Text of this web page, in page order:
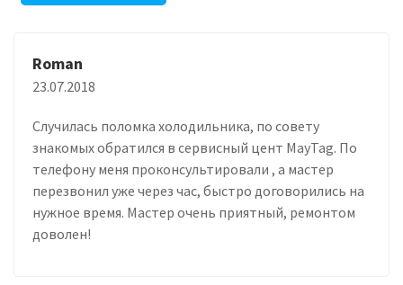
Roman
23.07.2018
Случилась поломка холодильника, по совету
знакомых обратился в сервисный цент MayTag. По
телефону меня проконсультировали , а мастер
перезвонил уже через час, быстро договорились на
нужное время. Мастер очень приятный, ремонтом
доволен!